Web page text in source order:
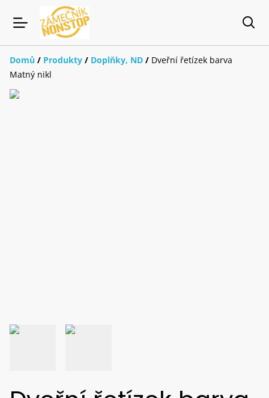
Domů / Produkty / Doplňky, ND / Dveřní řetízek barva
Matný nikl